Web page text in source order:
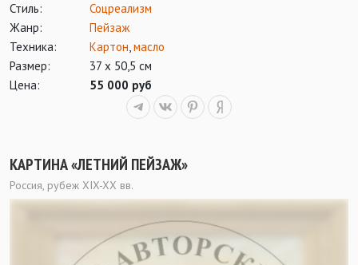
Стиль:
Соцреализм
Жанр:
Пейзаж
Техника:
Картон,масло
Размер:
37 х 50,5 см
Цена:
55 000 руб
КАРТИНА «ЛЕТНИЙ ПЕЙЗАЖ»
Россия, рубеж XIX-XX вв.